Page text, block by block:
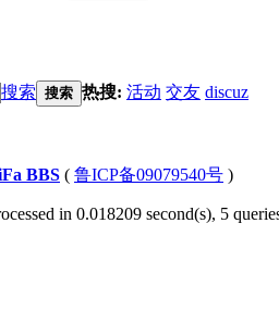
搜索 搜索 热搜: 活动 交友 discuz
BBS ( 鲁ICP备09079540号 )
in 0.018209 second(s), 5